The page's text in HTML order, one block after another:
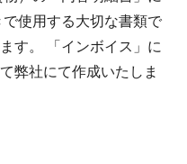
使用する大切な書類で
す。 「インボイス」に
弊社にて作成いたしま